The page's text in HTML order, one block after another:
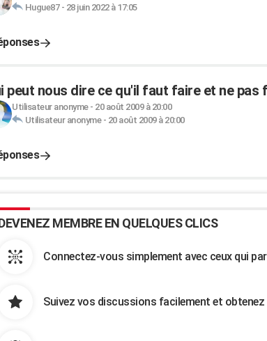
Hugue87- 28 juin 2022 à 17:05
peut nous dire ce qu'il faut faire et ne pas
Utilisateur anonyme- 20 août 2009 à 20:00
Utilisateur anonyme- 20 août 2009 à 20:00
MEMBRE EN QUELQUES CLICS
Connectez-vous simplement avec ceux qui
Suivez vos discussions facilement et obtenez